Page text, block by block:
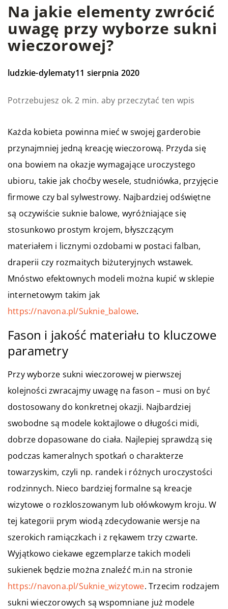
Na jakie elementy zwrócić
uwagę przy wyborze sukni
wieczorowej?
ludzkie-dylematy11 sierpnia 2020
Potrzebujesz ok. 2 min. aby przeczytać ten wpis
Każda kobieta powinna mieć w swojej garderobie
przynajmniej jedną kreację wieczorową. Przyda się
ona bowiem na okazje wymagające uroczystego
ubioru, takie jak choćby wesele, studniówka, przyjęcie
firmowe czy bal sylwestrowy. Najbardziej odświętne
są oczywiście suknie balowe, wyróżniające się
stosunkowo prostym krojem, błyszczącym
materiałem i licznymi ozdobami w postaci falban,
draperii czy rozmaitych biżuteryjnych wstawek.
Mnóstwo efektownych modeli można kupić w sklepie
internetowym takim jak
https://navona.pl/Suknie_balowe.
Fason i jakość materiału to kluczowe
parametry
Przy wyborze sukni wieczorowej w pierwszej
kolejności zwracajmy uwagę na fason – musi on być
dostosowany do konkretnej okazji. Najbardziej
swobodne są modele koktajlowe o długości midi,
dobrze dopasowane do ciała. Najlepiej sprawdzą się
podczas kameralnych spotkań o charakterze
towarzyskim, czyli np. randek i różnych uroczystości
rodzinnych. Nieco bardziej formalne są kreacje
wizytowe o rozkloszowanym lub ołówkowym kroju. W
tej kategorii prym wiodą zdecydowanie wersje na
szerokich ramiączkach i z rękawem trzy czwarte.
Wyjątkowo ciekawe egzemplarze takich modeli
sukienek będzie można znaleźć m.in na stronie
https://navona.pl/Suknie_wizytowe. Trzecim rodzajem
sukni wieczorowych są wspomniane już modele